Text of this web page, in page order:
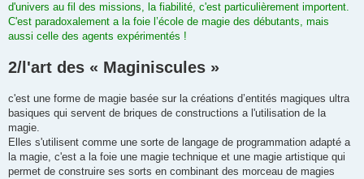
d'univers au fil des missions, la fiabilité, c'est particulièrement importent.
C'est paradoxalement a la foie l’école de magie des débutants, mais
aussi celle des agents expérimentés !
2/l'art des « Maginiscules »
c'est une forme de magie basée sur la créations d’entités magiques ultra
basiques qui servent de briques de constructions a l'utilisation de la
magie.
Elles s'utilisent comme une sorte de langage de programmation adapté a
la magie, c'est a la foie une magie technique et une magie artistique qui
permet de construire ses sorts en combinant des morceau de magies